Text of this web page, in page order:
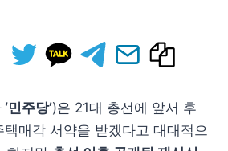
‘민주당’)은 21대 총선에 앞서 후
매각 서약을 받겠다고 대대적으